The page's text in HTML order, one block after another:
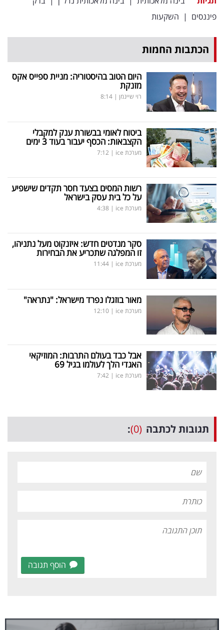
פיננסים | השקעות
הכתבות החמות
היום הטוב בהיסטוריה: מניית ספייס אקס
מזנקת
רוי שיינמן |
8:14
ביטוח לאומי בבשורת ענק למקבלי
הקצבאות: הכסף יעבור בעוד 3 ימים
מערכת ice |
7:12
רשות המסים בצעד חסר תקדים שישפיע
על כל בית עסק בישראל
מערכת ice |
4:38
סקר מנדטים חדש: איזנקוט מעל נתניהו,
זו המפלגה שתכריע את הבחירות
מערכת ice |
11:44
מאור בוזגלו נפרד מישראל: "נתראה"
מערכת ice |
12:10
אבל כבד בעולם התרבות: המוזיקאי
האגדי הלך לעולמו בגיל 69
מערכת ice |
7:42
תגובות לכתבה (0)
:
הוסף תגובה